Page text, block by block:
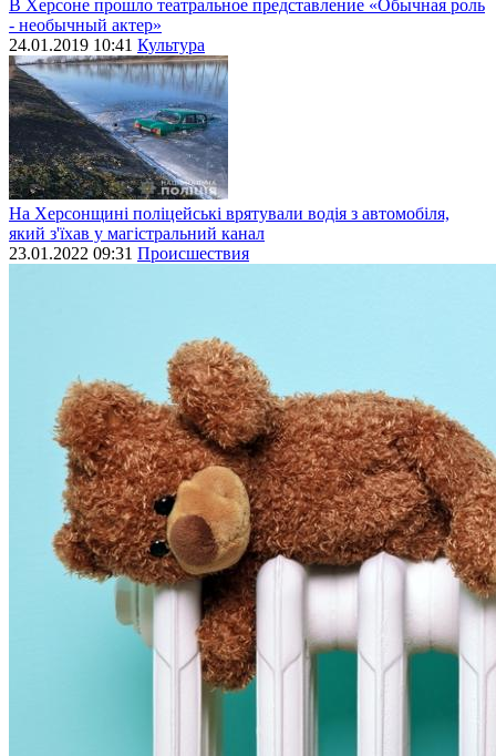
В Херсоне прошло театральное представление «Обычная роль
- необычный актер»
24.01.2019 10:41 Культура
На Херсонщині поліцейські врятували водія з автомобіля,
який з'їхав у магістральний канал
23.01.2022 09:31 Происшествия